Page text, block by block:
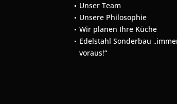
Unser Team
Unsere Philosophie
Wir planen Ihre Küche
Edelstahl Sonderbau
voraus!“